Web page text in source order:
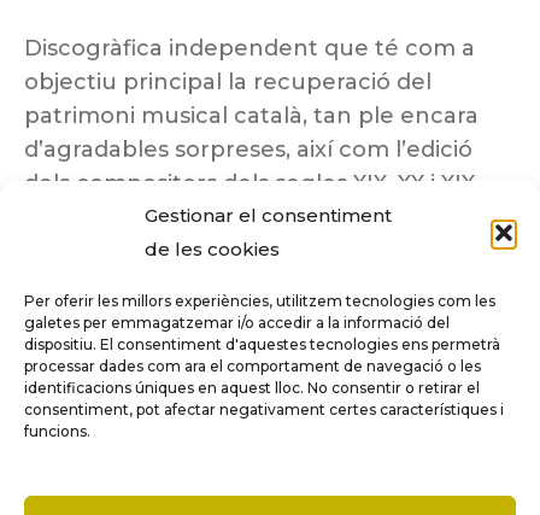
Gestionar el consentiment
de les cookies
Per oferir les millors experiències, utilitzem tecnologies com les
galetes per emmagatzemar i/o accedir a la informació del
dispositiu. El consentiment d'aquestes tecnologies ens permetrà
processar dades com ara el comportament de navegació o les
identificacions úniques en aquest lloc. No consentir o retirar el
consentiment, pot afectar negativament certes característiques i
funcions.
Discogràfica independent que té com a
objectiu principal la recuperació del
patrimoni musical català, tan ple encara
d’agradables sorpreses, així com l’edició
dels compositors dels segles XIX, XX i XIX
insuficientment coneguts.
Tots els drets reservats a ©Columna
Música.
COMPARE (0)